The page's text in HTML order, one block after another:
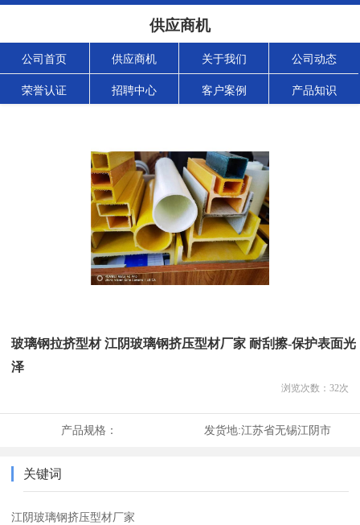
供应商机
公司首页 供应商机 关于我们 公司动态
荣誉认证 招聘中心 客户案例 产品知识
玻璃钢拉挤型材 江阴玻璃钢挤压型材厂家 耐刮擦-保护表面光
泽
浏览次数： 32次
产品规格： 发货地:江苏省无锡江阴市
关键词
江阴玻璃钢挤压型材厂家